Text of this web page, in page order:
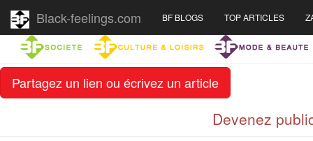
Partagez un lien ou écrivez un article
Black-feelings.com BF BLOGS TOP ARTICLES
Devenez